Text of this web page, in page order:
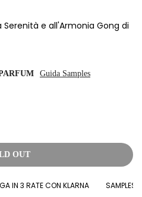
Serenità e all'Armonia Gong di
Guida Samples
OUT
IN 3 RATE CON KLARNA SAMPLES